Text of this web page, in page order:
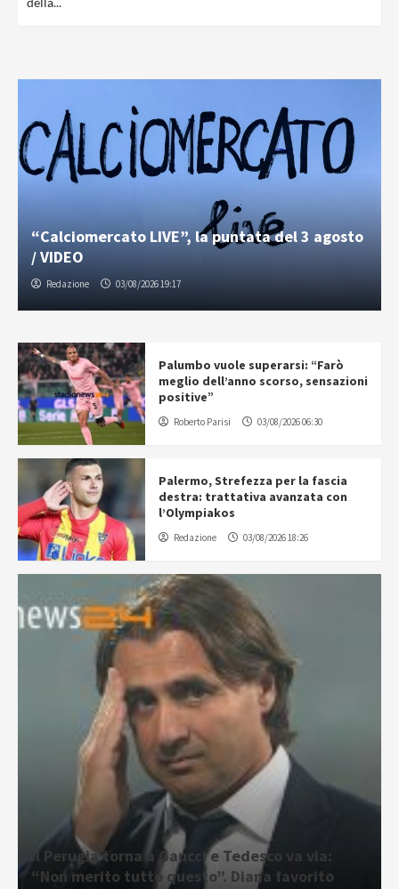
“Calciomercato LIVE”, la puntata del 3 agosto
/ VIDEO
Redazione 03/08/2026 19:17
Palumbo vuole superarsi: “Farò
meglio dell’anno scorso, sensazioni
positive”
Roberto Parisi 03/08/2026 06:30
Palermo, Strefezza per la fascia
destra: trattativa avanzata con
l’Olympiakos
Redazione 03/08/2026 18:26
Il Perugia torna a Gaucci e Tedesco va via:
“Non merito tutto questo”. Diana favorito